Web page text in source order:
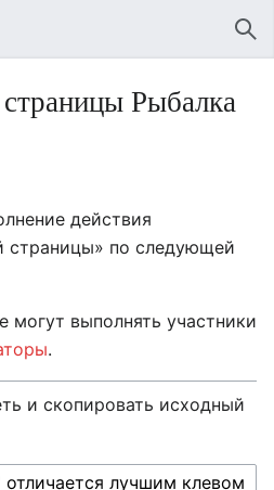
Рыбалка
действия
страницы» по следующей
могут выполнять участники
.
и скопировать исходный